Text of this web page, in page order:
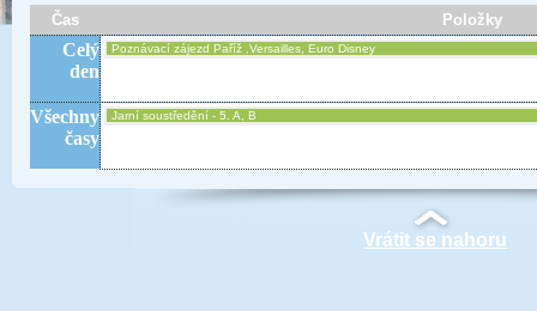
Čas Položky
Celý
den
Poznávací zájezd Paříž ,Versailles, Euro Disney
Všechny
časy
Jarní soustředění - 5. A, B
Vrátit se nahoru